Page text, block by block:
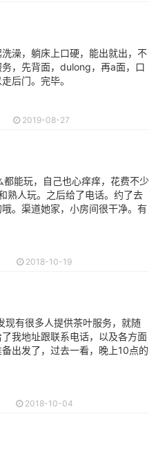
澡，躺床上口硬，能出就出，不
，先背面，dulong，再a面，口
后门。完毕。
2019-08-27
能玩，自己也心痒痒，花费不少
熟人玩。之后给了电话。约了去
。渠道她家，小房间很干净。有
2018-10-19
现有很多人提供茶叶服务，就随
我地址跟联系电话，以及各方面
出发了，过去一看，晚上10点的
2018-10-04